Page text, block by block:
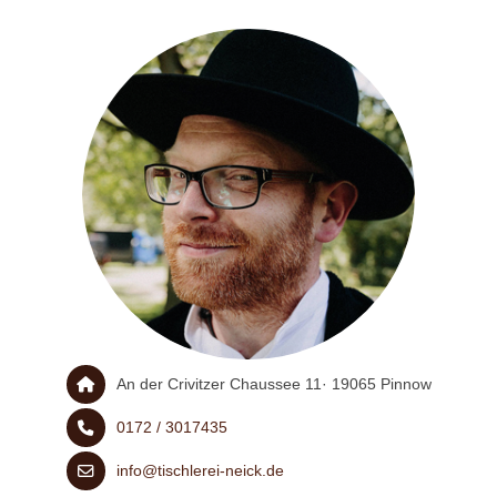
An der Crivitzer Chaussee 11· 19065 Pinnow
0172 / 3017435
info@tischlerei-neick.de